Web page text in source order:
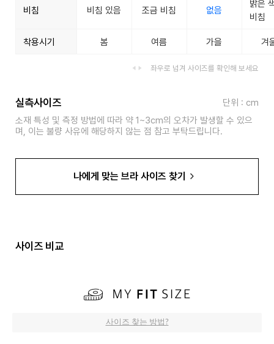
비침 비침 있음 조금 비침 없음
밝은
비침
착용시기 봄 여름 가을 겨
좌우로 넘겨 사이즈를 확인해 보세요
실측사이즈
단위 : cm
소재 특성 및 측정 방법에 따라 약 1~3cm의 오차가 발생할 수 있으
며, 이는 불량 사유에 해당하지 않는 점 참고 부탁드립니다.
나에게 맞는 브라 사이즈 찾기
사이즈 비교